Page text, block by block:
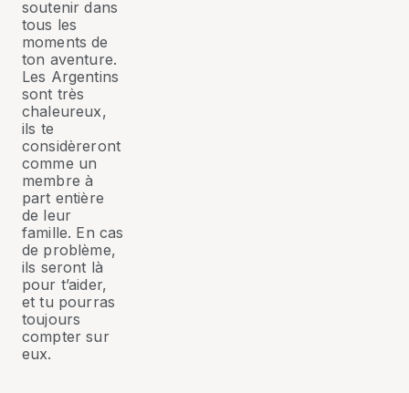
soutenir dans
tous les
moments de
ton aventure.
Les Argentins
sont très
chaleureux,
ils te
considèreront
comme un
membre à
part entière
de leur
famille. En cas
de problème,
ils seront là
pour t’aider,
et tu pourras
toujours
compter sur
eux.